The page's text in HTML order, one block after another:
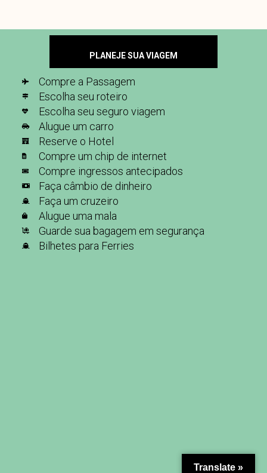
PLANEJE SUA VIAGEM
Compre a Passagem
Escolha seu roteiro
Escolha seu seguro viagem
Alugue um carro
Reserve o Hotel
Compre um chip de internet
Compre ingressos antecipados
Faça câmbio de dinheiro
Faça um cruzeiro
Alugue uma mala
Guarde sua bagagem em segurança
Bilhetes para Ferries
Translate »